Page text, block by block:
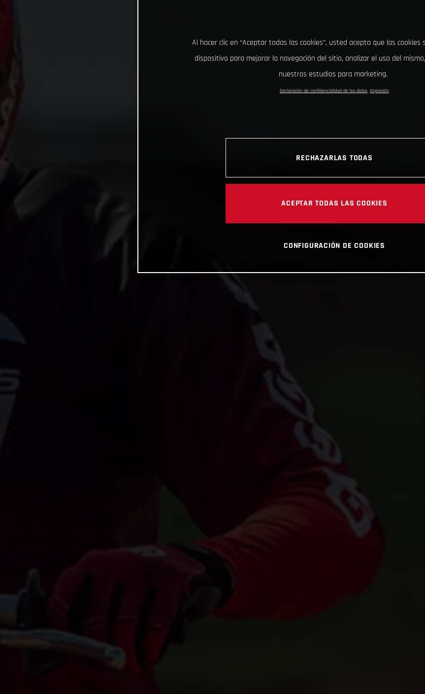
Al hacer clic en “Aceptar todas las cookies”, usted acepta que las cookies
dispositivo para mejorar la navegación del sitio, analizar el uso del
nuestros estudios para marketing.
Declaración de confidencialidad de los datos Impresión
RECHAZARLAS TODAS
ACEPTAR TODAS LAS COOKIES
CONFIGURACIÓN DE COOKIES